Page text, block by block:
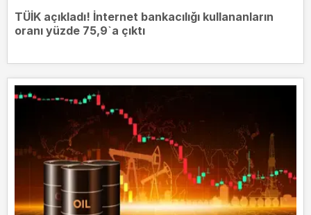
TÜİK açıkladı! İnternet bankacılığı kullananların
oranı yüzde 75,9`a çıktı